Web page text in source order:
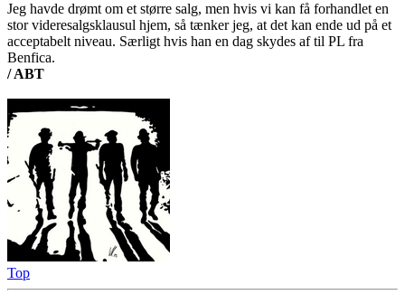
Jeg havde drømt om et større salg, men hvis vi kan få forhandlet en
stor videresalgsklausul hjem, så tænker jeg, at det kan ende ud på et
acceptabelt niveau. Særligt hvis han en dag skydes af til PL fra
Benfica.
/ ABT
Top